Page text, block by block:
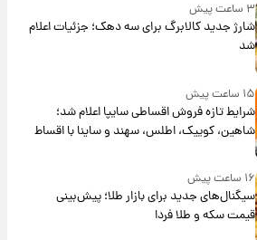
۳ ساعت پیش
شارژ جدید کالابرگ برای سه دهک؛ جزئیات اعلام
شد
۱۵ ساعت پیش
شرایط تازه فروش اقساطی سایپا اعلام شد؛
شاهین، کوییک، اطلس، سهند و ساینا با اقساط
بلندمدت + جدول
۱۶ ساعت پیش
سیگنال‌های جدید برای بازار طلا؛ پیش‌بینی
قیمت سکه و طلا فردا